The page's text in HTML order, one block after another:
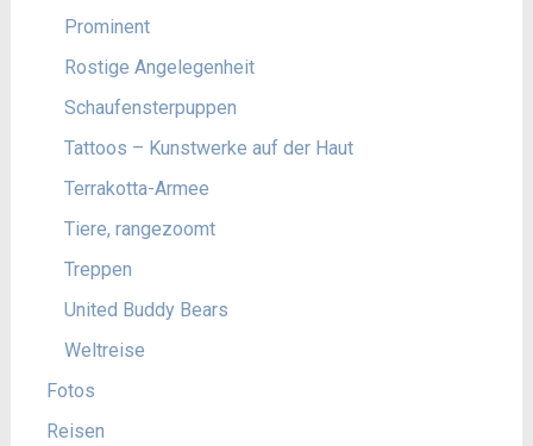
Prominent
Rostige Angelegenheit
Schaufensterpuppen
Tattoos – Kunstwerke auf der Haut
Terrakotta-Armee
Tiere, rangezoomt
Treppen
United Buddy Bears
Weltreise
Fotos
Reisen